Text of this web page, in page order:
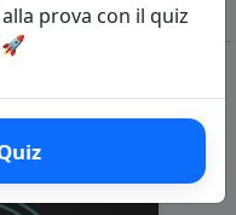
prova con il quiz